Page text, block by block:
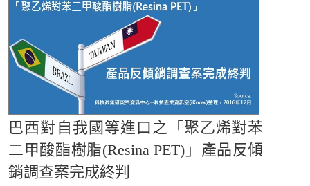
巴西對自我國等進口之「聚乙烯對苯
二甲酸酯樹脂(Resina PET)」產品反傾
銷調查案完成終判